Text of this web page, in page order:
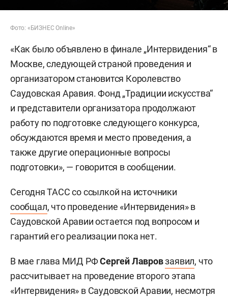
Фото: «БИЗНЕС Online»
«Как было объявлено в финале „Интервидения“ в
Москве, следующей страной проведения и
организатором становится Королевство
Саудовская Аравия. Фонд „Традиции искусства“
и представители организатора продолжают
работу по подготовке следующего конкурса,
обсуждаются время и место проведения, а
также другие операционные вопросы
подготовки», — говорится в сообщении.
Сегодня ТАСС со ссылкой на источники
сообщал, что проведение «Интервидения» в
Саудовской Аравии остается под вопросом и
гарантий его реализации пока нет.
В мае глава МИД РФСергей Лавровзаявил, что
рассчитывает на проведение второго этапа
«Интервидения» в Саудовской Аравии, несмотря